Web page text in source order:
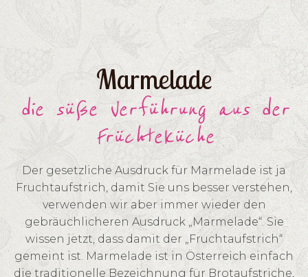
Marmelade
die süße Verführung aus der
Früchteküche
Der gesetzliche Ausdruck für Marmelade ist ja
Fruchtaufstrich, damit Sie uns besser verstehen,
verwenden wir aber immer wieder den
gebräuchlicheren Ausdruck „Marmelade“. Sie
wissen jetzt, dass damit der „Fruchtaufstrich“
gemeint ist. Marmelade ist in Österreich einfach
die traditionelle Bezeichnung für Brotaufstriche,